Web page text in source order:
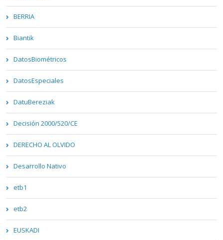
BERRIA
Biantik
DatosBiométricos
DatosEspeciales
DatuBereziak
Decisión 2000/520/CE
DERECHO AL OLVIDO
Desarrollo Nativo
etb1
etb2
EUSKADI